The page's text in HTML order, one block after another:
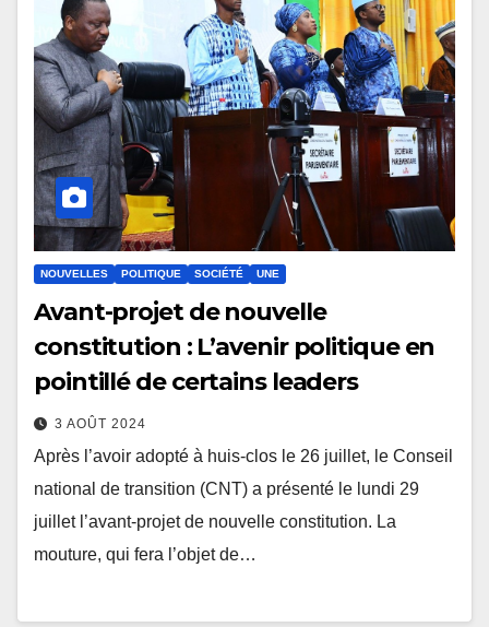
NOUVELLES POLITIQUE SOCIÉTÉ UNE
Avant-projet de nouvelle
constitution : L’avenir politique en
pointillé de certains leaders
3 AOÛT 2024
Après l’avoir adopté à huis-clos le 26 juillet, le Conseil
national de transition (CNT) a présenté le lundi 29
juillet l’avant-projet de nouvelle constitution. La
mouture, qui fera l’objet de…